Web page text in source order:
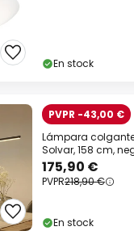
En stock
PVPR -43,00 €
Lámpara colgante
Solvar, 158 cm,
175,90 €
PVPR218,90 €
En stock